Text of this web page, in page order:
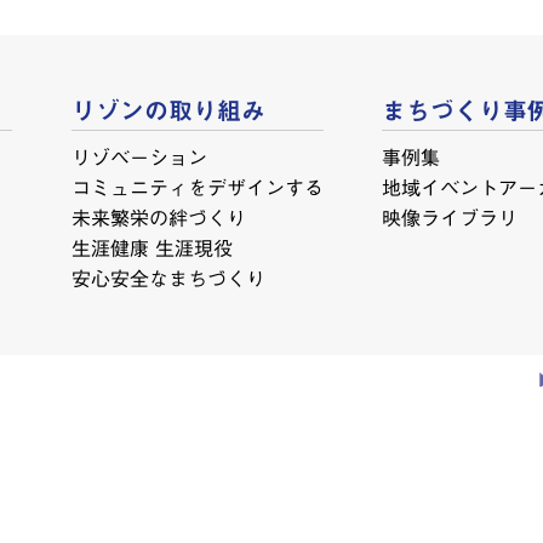
リゾンの取り組み
リゾベーション
コミュニティをデザインする
未来繁栄の絆づくり
生涯健康 生涯現役
安心安全なまちづくり
まちづくり事
事例集
地域イベントアー
映像ライブラリ